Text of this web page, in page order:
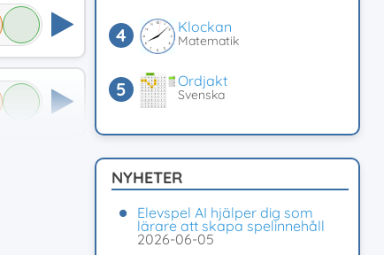
Klockan
Matematik
Ordjakt
Svenska
NYHETER
Elevspel AI hjälper dig som
lärare att skapa spelinnehåll
2026-06-05